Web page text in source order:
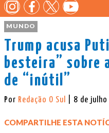
MUNDO
Trump acusa
besteira” sobre
de “inútil”
Por Redação O Sul | 8 de
COMPARTILHE ESTA